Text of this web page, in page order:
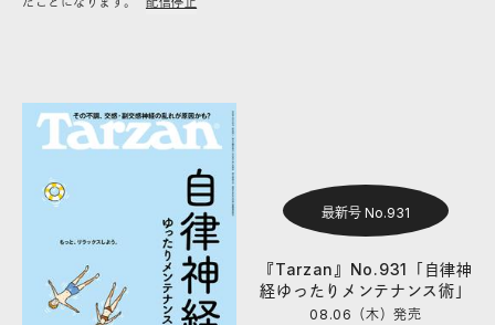
最新号 No.931
『Tarzan』No.931「自律神
経ゆったりメンテナンス術」
08.06（木）発売